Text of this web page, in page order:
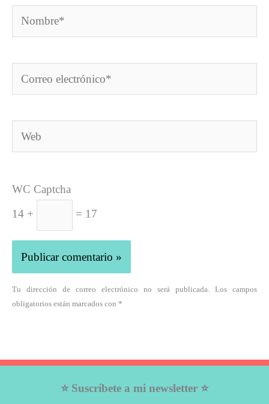
Nombre*
Correo
electrónico*
Web
WC Captcha
14 +
= 17
Tu dirección de correo electrónico no será publicada. Los campos
obligatorios están marcados con *
⭐ Suscríbete a mi newsletter ⭐